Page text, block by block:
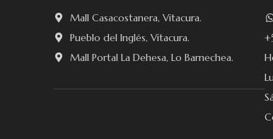
Mall Casacostanera, Vitacura.
Pueblo del Inglés, Vitacura.
Mall Portal La Dehesa, Lo Barnechea.